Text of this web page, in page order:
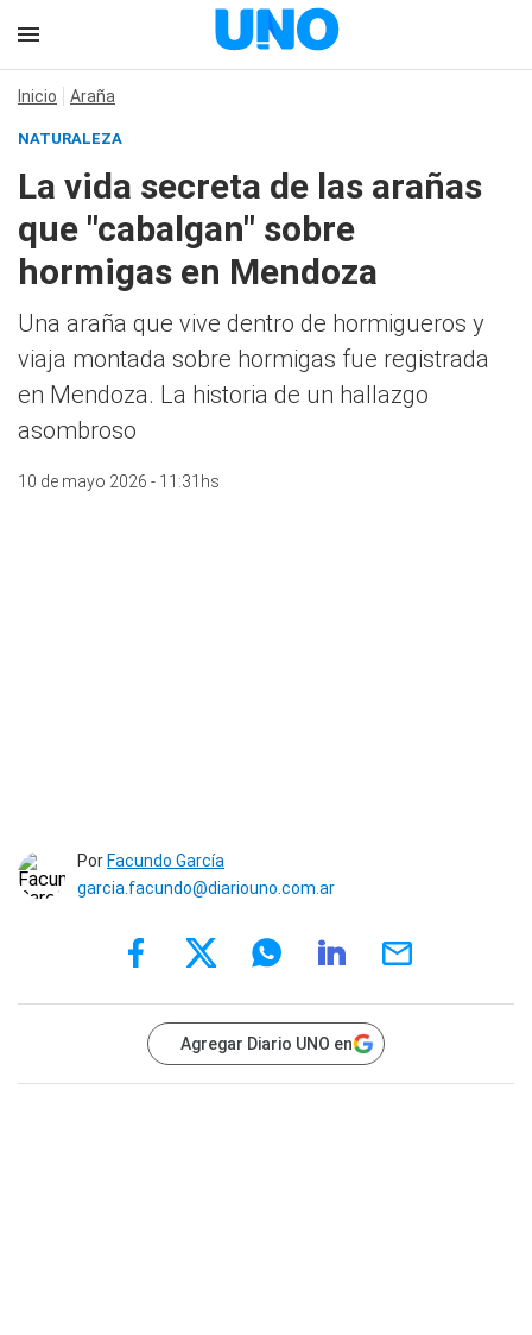
Inicio Araña
NATURALEZA
La vida secreta de las arañas
que "cabalgan" sobre
hormigas en Mendoza
Una araña que vive dentro de hormigueros y
viaja montada sobre hormigas fue registrada
en Mendoza. La historia de un hallazgo
asombroso
10 de mayo 2026 - 11:31hs
Por Facundo García
garcia.facundo@diariouno.com.ar
Agregar Diario UNO en